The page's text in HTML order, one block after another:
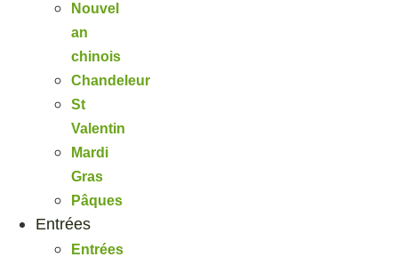
Nouvel
an
chinois
Chandeleur
St
Valentin
Mardi
Gras
Pâques
Entrées
Entrées